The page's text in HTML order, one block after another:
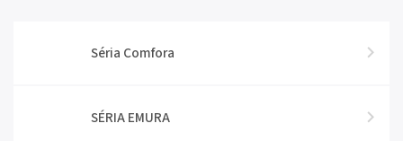
Séria Comfora
SÉRIA EMURA